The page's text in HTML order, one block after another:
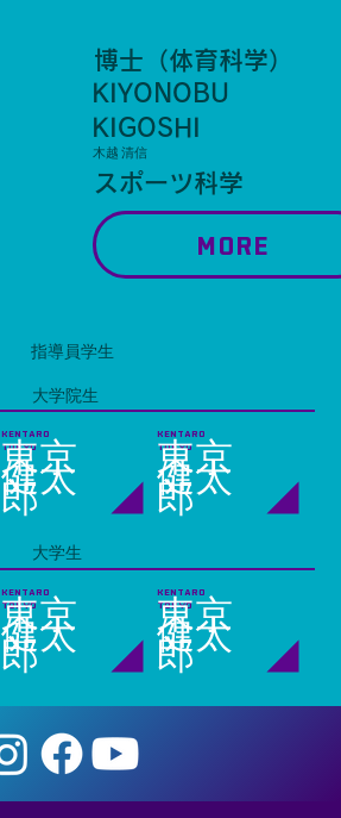
博士（体育科学）
KIYONOBU
KIGOSHI
木越 清信
スポーツ科学
MORE
指導員学生
大学院生
KENTARO
TOKYO
東京
健太
郎
KENTARO
TOKYO
東京
健太
郎
大学生
KENTARO
TOKYO
東京
健太
郎
KENTARO
TOKYO
東京
健太
郎